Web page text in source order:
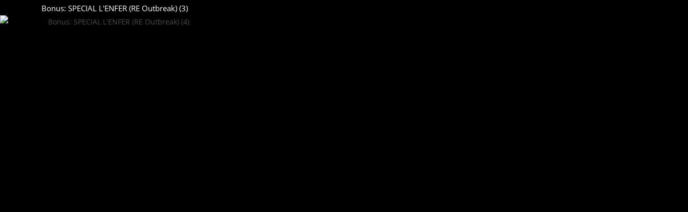
Bonus: SPECIAL L'ENFER (RE Outbreak) (3)